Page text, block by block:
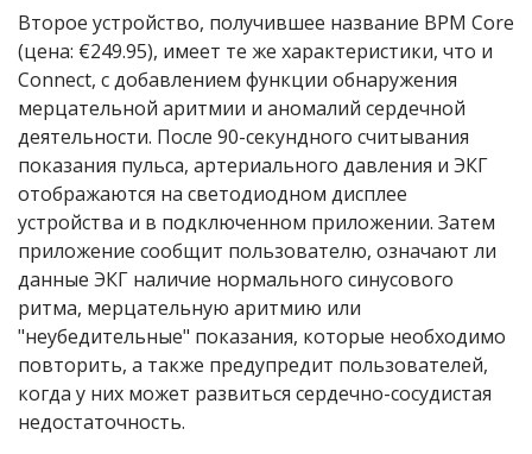
Второе устройство, получившее название BPM Core
(цена: €249.95), имеет те же характеристики, что и
Connect, с добавлением функции обнаружения
мерцательной аритмии и аномалий сердечной
деятельности. После 90-секундного считывания
показания пульса, артериального давления и ЭКГ
отображаются на светодиодном дисплее
устройства и в подключенном приложении. Затем
приложение сообщит пользователю, означают ли
данные ЭКГ наличие нормального синусового
ритма, мерцательную аритмию или
"неубедительные" показания, которые необходимо
повторить, а также предупредит пользователей,
когда у них может развиться сердечно-сосудистая
недостаточность.